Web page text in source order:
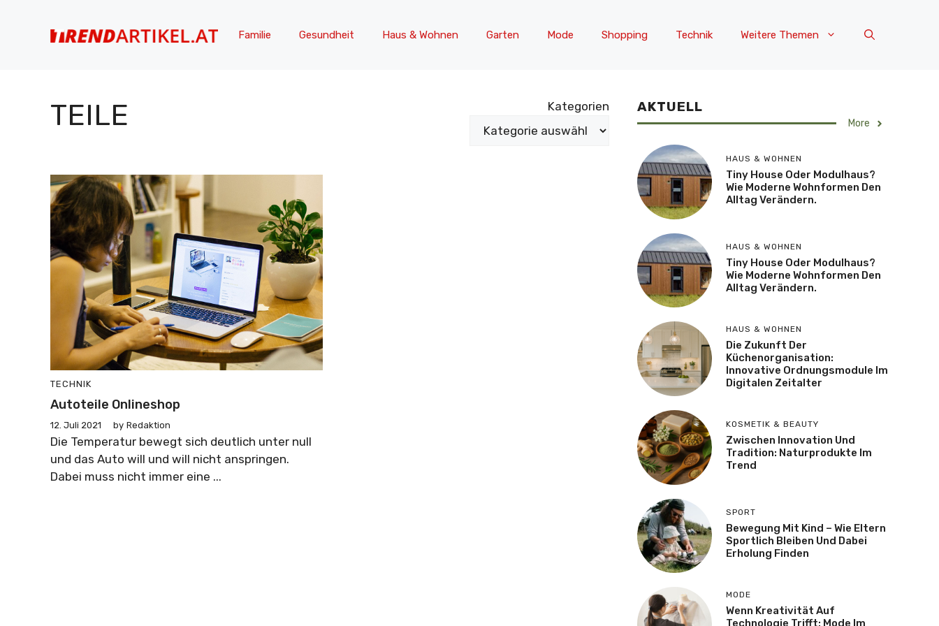
Familie Gesundheit Haus & Wohnen Garten Mode Shopping Technik Weitere Themen
TEILE Kategorien
TECHNIK
Autoteile Onlineshop
12. Juli 2021 by Redaktion
Die Temperatur bewegt sich deutlich unter null
und das Auto will und will nicht anspringen.
Dabei muss nicht immer eine ...
AKTUELL
More
HAUS & WOHNEN
Tiny House Oder Modulhaus?
Wie Moderne Wohnformen Den
Alltag Verändern.
HAUS & WOHNEN
Tiny House Oder Modulhaus?
Wie Moderne Wohnformen Den
Alltag Verändern.
HAUS & WOHNEN
Die Zukunft Der
Küchenorganisation:
Innovative Ordnungsmodule Im
Digitalen Zeitalter
KOSMETIK & BEAUTY
Zwischen Innovation Und
Tradition: Naturprodukte Im
Trend
SPORT
Bewegung Mit Kind – Wie Eltern
Sportlich Bleiben Und Dabei
Erholung Finden
MODE
Wenn Kreativität Auf
Technologie Trifft: Mode Im